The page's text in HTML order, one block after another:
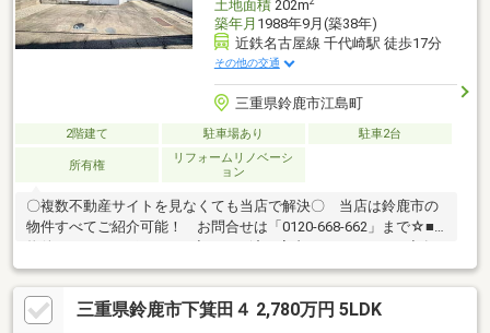
土地面積202m
築年月 1988年9月(築38年)
近鉄名古屋線 千代崎駅 徒歩17分
その他の交通
三重県鈴鹿市江島町
2階建て 駐車場あり 駐車2台
所有権
リフォームリノベーシ
ョン
〇複数不動産サイトを見なくても当店で解決〇 当店は鈴鹿市の
物件すべてご紹介可能！ お問合せは「0120-668-662」まで☆■
部屋広々でゆったり過ごせる◆収納も多くお片付けに最適お得に
買うなら《ハウスドゥ鈴鹿白子店》お家の購入・売却・ローン相
談なんでもお任せください！【＊当店では住宅ローン事務代行手
三重県鈴鹿市下箕田４ 2,780万円 5LDK